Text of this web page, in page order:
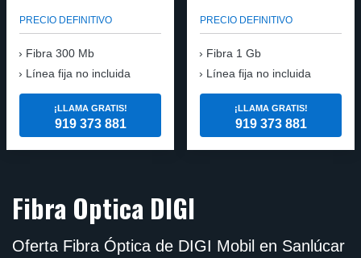
PRECIO DEFINITIVO
Fibra 300 Mb
Línea fija no incluida
¡LLAMA GRATIS!
919 373 881
PRECIO DEFINITIVO
Fibra 1 Gb
Línea fija no incluida
¡LLAMA GRATIS!
919 373 881
Fibra Optica DIGI
Oferta Fibra Óptica de DIGI Mobil en Sanlúcar